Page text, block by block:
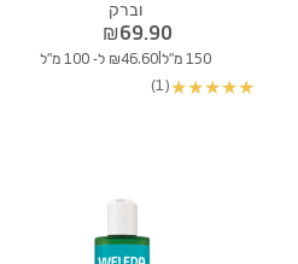
וברק
₪69.90
150 מ"ל | ₪46.60 ל- 100 מ"ל
★
★
★
★
★
(1)